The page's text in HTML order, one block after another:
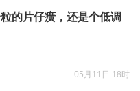
的片仔癀，还是个低调
05月11日 18时